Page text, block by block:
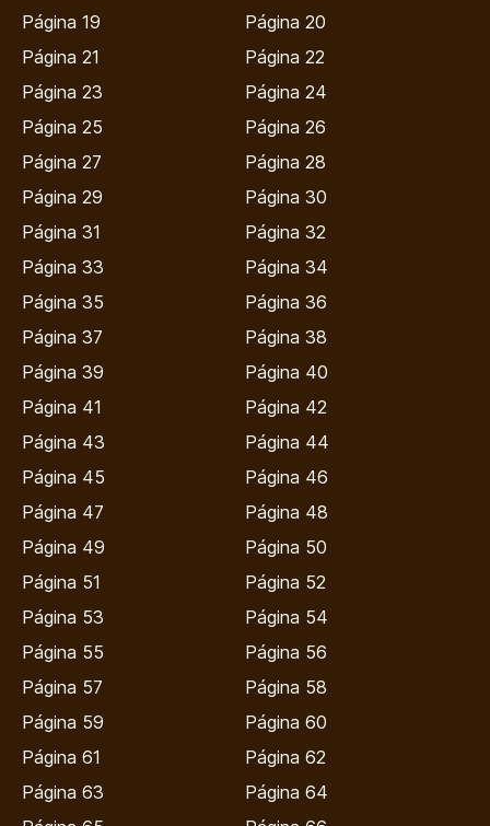
Página 19
Página 20
Página 21
Página 22
Página 23
Página 24
Página 25
Página 26
Página 27
Página 28
Página 29
Página 30
Página 31
Página 32
Página 33
Página 34
Página 35
Página 36
Página 37
Página 38
Página 39
Página 40
Página 41
Página 42
Página 43
Página 44
Página 45
Página 46
Página 47
Página 48
Página 49
Página 50
Página 51
Página 52
Página 53
Página 54
Página 55
Página 56
Página 57
Página 58
Página 59
Página 60
Página 61
Página 62
Página 63
Página 64